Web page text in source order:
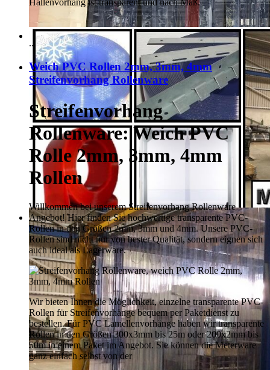
Hallenvorhang ist transparent und nach Maß.
...
Weich PVC Rollen 2mm, 3mm, 4mm
Streifenvorhang Rollenware
Streifenvorhang
Rollenware: Weich PVC
Rolle 2mm, 3mm, 4mm
Rollen
Willkommen bei unserem Streifenvorhang Rollenware
Angebot! Hier finden Sie hochwertige transparente PVC-
Rollen in den Größen 2mm, 3mm und 4mm. Unsere PVC-
Rollen sind nicht nur von bester Qualität, sondern eignen sich
auch ideal als Lagerware.
Wir bieten Ihnen die Möglichkeit, einzelne transparente PVC-
Rollen für Streifenvorhänge bequem per Paketdienst zu
bestellen. Für PVC Lamellenvorhänge haben wir transparente
Rollen in den Größen 300x3mm bis 25m oder 200x2mm bis
50m in einem Paket im Angebot. Sie können die Meterware
ganz einfach selbst von der